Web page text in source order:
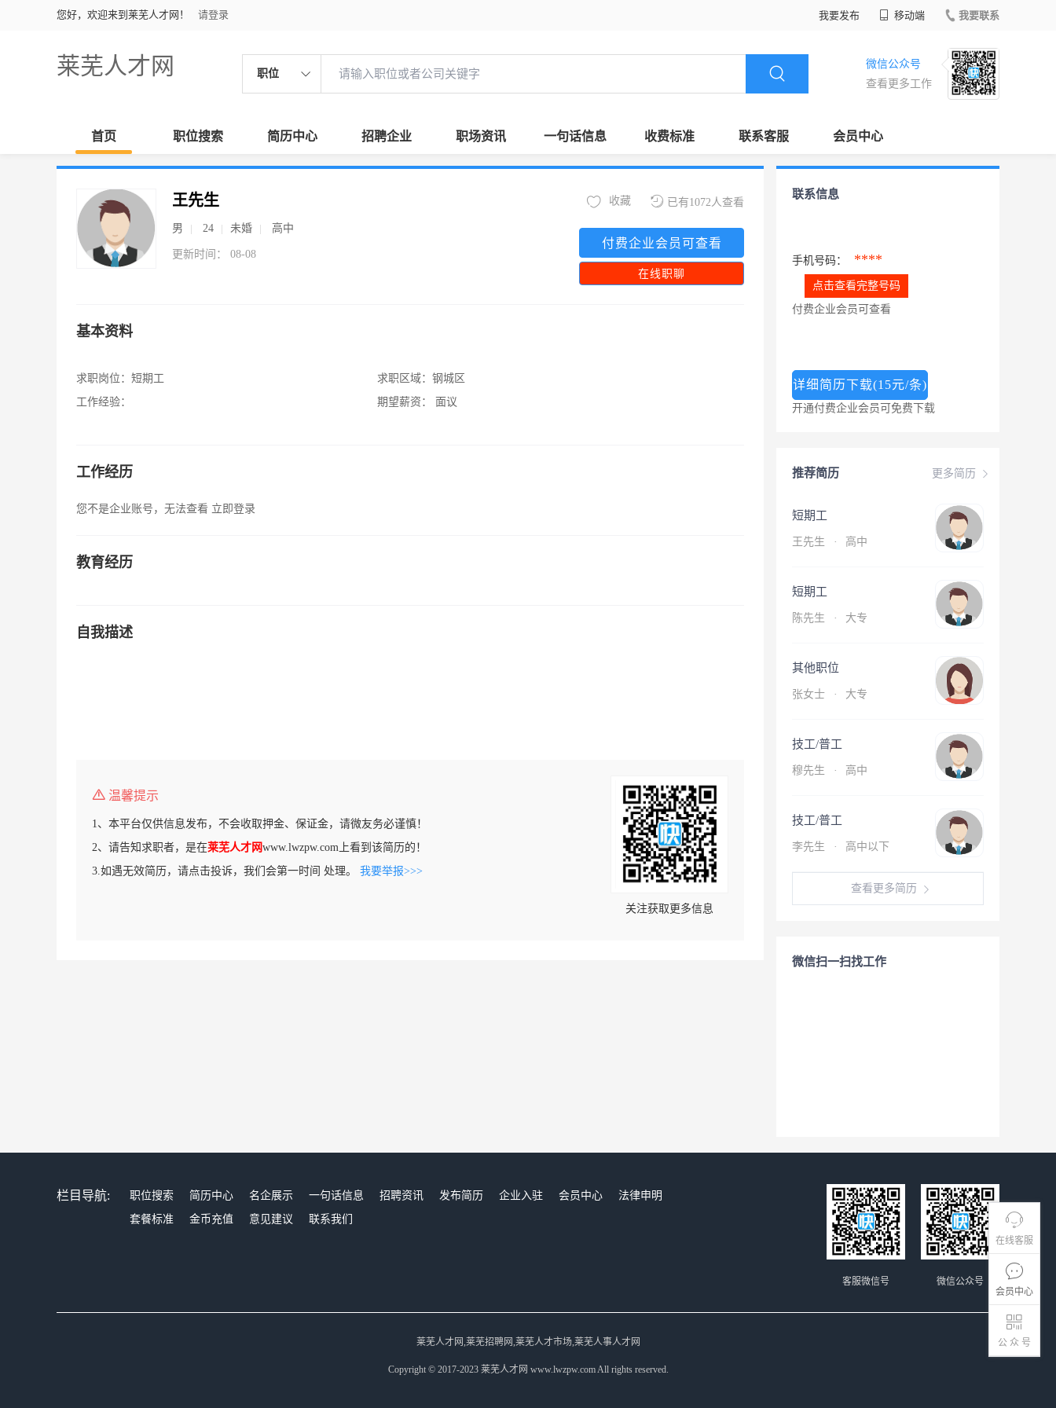
您好，欢迎来到莱芜人才网！ 请登录 我要发布 移动端 我要联系
莱芜人才网 职位
微信公众号
查看更多工作
首页 职位搜索 简历中心 招聘企业 职场资讯 一句话信息 收费标准 联系客服 会员中心
在线客服
会员中心
公 众 号
王先生
男 24 未婚 高中
更新时间： 08-08
已有1072人查看
收藏
付费企业会员可查看
在线职聊
基本资料
求职岗位： 短期工
工作经验：
求职区域： 钢城区
期望薪资：
面议
工作经历
您不是企业账号，无法查看 立即登录
教育经历
自我描述
温馨提示
1、本平台仅供信息发布，不会收取押金、保证金，请微友务必谨慎！
2、请告知求职者，是在莱芜人才网www.lwzpw.com上看到该简历的！
3.如遇无效简历，请点击投诉，我们会第一时间 处理。 我要举报>>>
关注获取更多信息
联系信息
手机号码： ****
点击查看完整号码
付费企业会员可查看
详细简历下载(15元/条)
开通付费企业会员可免费下载
更多简历
推荐简历
短期工
王先生 · 高中
短期工
陈先生 · 大专
其他职位
张女士 · 大专
技工/普工
穆先生 · 高中
技工/普工
李先生 · 高中以下
查看更多简历
微信扫一扫找工作
栏目导航: 职位搜索 简历中心 名企展示 一句话信息 招聘资讯 发布简历 企业入驻 会员中心
法律申明
套餐标准
金币充值 意见建议 联系我们
微信公众号
客服微信号
莱芜人才网,莱芜招聘网,莱芜人才市场,莱芜人事人才网
Copyright © 2017-2023 莱芜人才网 www.lwzpw.com All rights reserved.